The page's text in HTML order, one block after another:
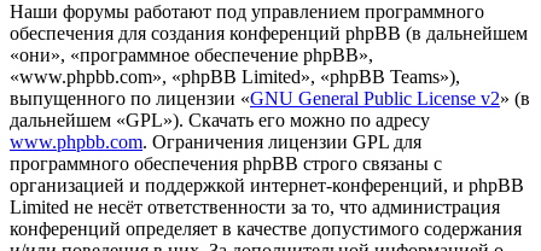
Наши форумы работают под управлением программного
обеспечения для создания конференций phpBB (в дальнейшем
«они», «программное обеспечение phpBB»,
«www.phpbb.com», «phpBB Limited», «phpBB Teams»),
выпущенного по лицензии «GNU General Public License v2» (в
дальнейшем «GPL»). Скачать его можно по адресу
www.phpbb.com. Ограничения лицензии GPL для
программного обеспечения phpBB строго связаны с
организацией и поддержкой интернет-конференций, и phpBB
Limited не несёт ответственности за то, что администрация
конференций определяет в качестве допустимого содержания